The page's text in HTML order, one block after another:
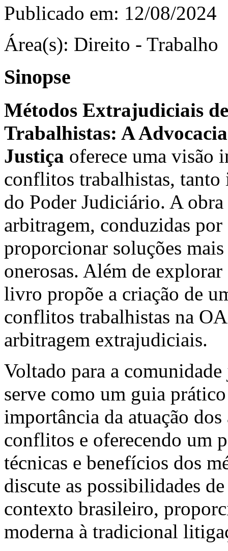
Publicado em: 12/08/2024
Área(s): Direito - Trabalho
Sinopse
Métodos Extrajudiciais
Trabalhistas: A
Justiça oferece uma visão
conflitos trabalhistas,
do Poder Judiciário. A obra
arbitragem, conduzidas
proporcionar soluções
onerosas. Além de explorar
livro propõe a criação de
conflitos trabalhistas na
arbitragem extrajudiciais.
Voltado para a
serve como um guia
importância da atuação
conflitos e oferecendo um
técnicas e benefícios dos
discute as possibilidades
contexto brasileiro,
moderna à tradicional